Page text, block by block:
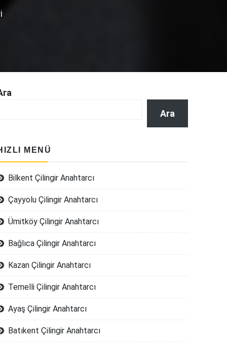
Ara
MENÜ
Bilkent Çilingir Anahtarcı
Çayyolu Çilingir Anahtarcı
Ümitköy Çilingir Anahtarcı
Bağlıca Çilingir Anahtarcı
Kazan Çilingir Anahtarcı
Temelli Çilingir Anahtarcı
Ayaş Çilingir Anahtarcı
Batıkent Çilingir Anahtarcı